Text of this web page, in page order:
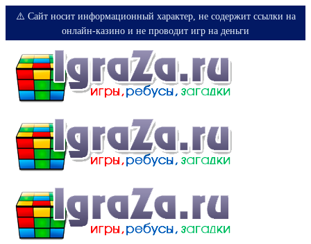
⚠️ Сайт носит информационный характер, не содержит ссылки на
онлайн-казино и не проводит игр на деньги